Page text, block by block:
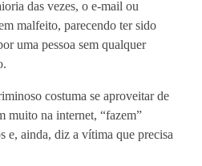
das vezes, o e-mail ou
malfeito, parecendo ter sido
uma pessoa sem qualquer
costuma se aproveitar de
muito na internet, “fazem”
e, ainda, diz a vítima que precisa